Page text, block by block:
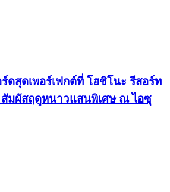
ดสุดเพอร์เฟกต์ที่ โฮชิโนะ รีสอร์ท
สัมผัสฤดูหนาวแสนพิเศษ ณ ไอซุ